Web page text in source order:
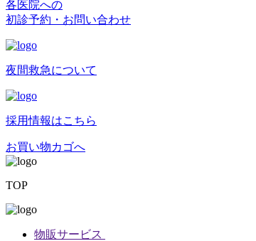
各医院への
初診予約・お問い合わせ
夜間救急について
採用情報はこちら
お買い物カゴへ
TOP
物販サービス